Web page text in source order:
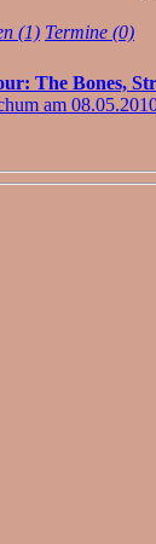
(1) Termine (0)
The Bones,
am